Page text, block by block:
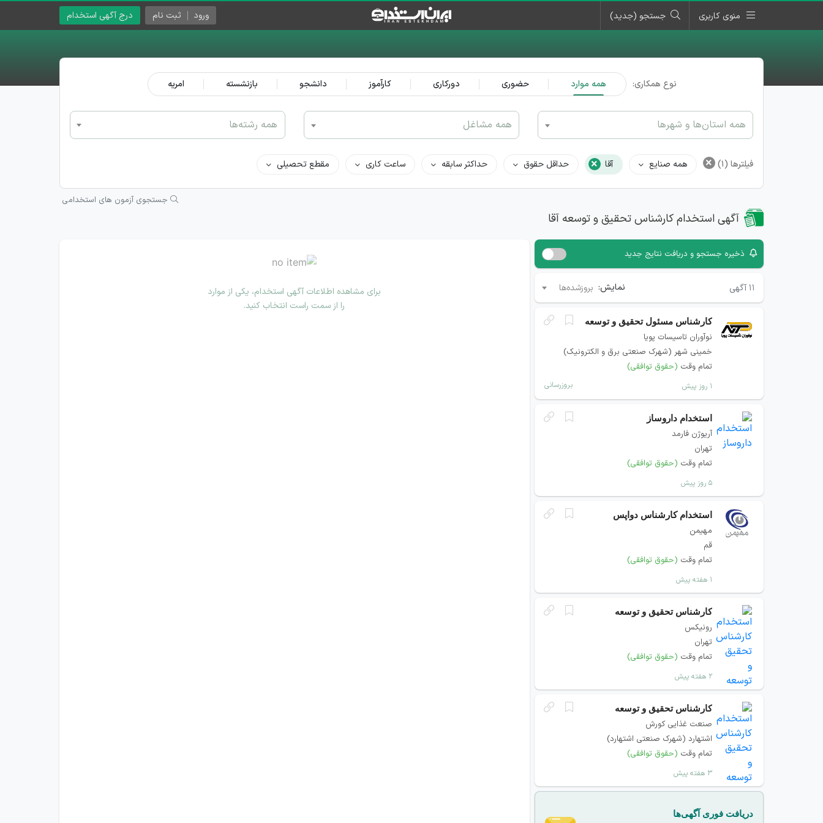
منوی کاربری جستجو (جدید) درج آگهی استخدام ورود ثبت نام
نوع همکاری: همه موارد حضوری دورکاری کارآموز دانشجو بازنشسته امریه
همه استان‌ها و شهرها همه مشاغل همه رشته‌ها
فیلترها (1)
× همه صنایع آقا × حداقل حقوق حداکثر سابقه ساعت کاری مقطع تحصیلی
جستجوی آزمون های استخدامی
آگهی استخدام کارشناس تحقیق و توسعه آقا
ذخیره جستجو و دریافت نتایج جدید
۱۱ آگهی نمایش: بروزشده‌ها
کارشناس مسئول تحقیق و توسعه
نوآوران تاسیسات پویا
خمینی شهر (شهرک صنعتی برق و الکترونیک)
تمام وقت (حقوق توافقی)
۱ روز پیش بروزرسانی
استخدام داروساز
آریوژن فارمد
تهران
تمام وقت (حقوق توافقی)
۵ روز پیش
استخدام کارشناس دواپس
مهیمن
قم
تمام وقت (حقوق توافقی)
۱ هفته پیش
کارشناس تحقیق و توسعه
رونیکس
تهران
تمام وقت (حقوق توافقی)
۲ هفته پیش
کارشناس تحقیق و توسعه
صنعت غذایی کورش
اشتهارد (شهرک صنعتی اشتهارد)
تمام وقت (حقوق توافقی)
۳ هفته پیش
دریافت فوری آگهی‌ها
برای مشاهده اطلاعات آگهی استخدام، یکی از موارد
را از سمت راست انتخاب کنید.